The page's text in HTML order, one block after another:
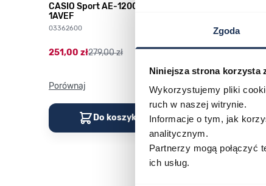
Zgoda
Niniejsza strona korzysta
Wykorzystujemy pliki
ruch w naszej witrynie.
Informacje o tym, jak
analitycznym.
Partnerzy mogą połączyć
ich usług.
CASIO Sport AE-1200WHD-
1AVEF
03362600
251,00 zł279,00 zł
Porównaj
Do koszyka
03311457
296,00 zł329,00
Porównaj
Do